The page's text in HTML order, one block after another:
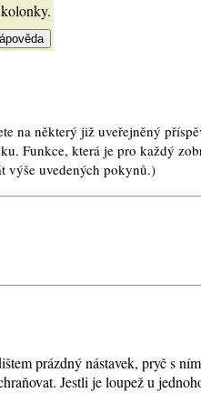
na některý již uveřejněný
Funkce, která je pro každý
výše uvedených pokynů.)
prázdný nástavek, pryč s
Jestli je loupež u